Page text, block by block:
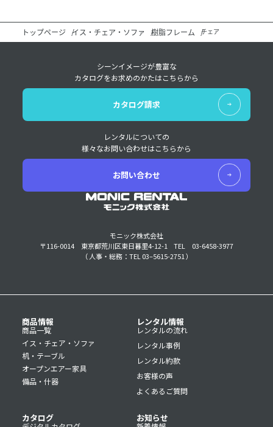
トップページ イス・チェア・ソファ 樹脂フレーム チェア
モニック株式会社
〒116-0014 東京都荒川区東日暮里4-12-1
TEL 03-6458-3977
（ 人事・総務：TEL 03–5615-2751 ）
シーンイメージが豊富な
カタログをお求めのかたはこちらから
カタログ請求
レンタルについての
様々なお問い合わせはこちらから
お問い合わせ
商品情報
商品一覧
イス・チェア・ソファ
机・テーブル
オープンエアー家具
備品・什器
レンタル情報
レンタルの流れ
レンタル事例
レンタル約款
お客様の声
よくあるご質問
カタログ お知らせ